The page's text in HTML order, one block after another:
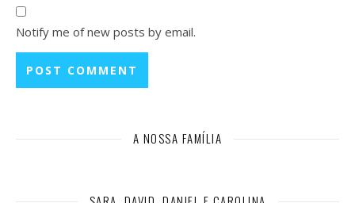
Notify me of new posts by email.
A NOSSA FAMÍLIA